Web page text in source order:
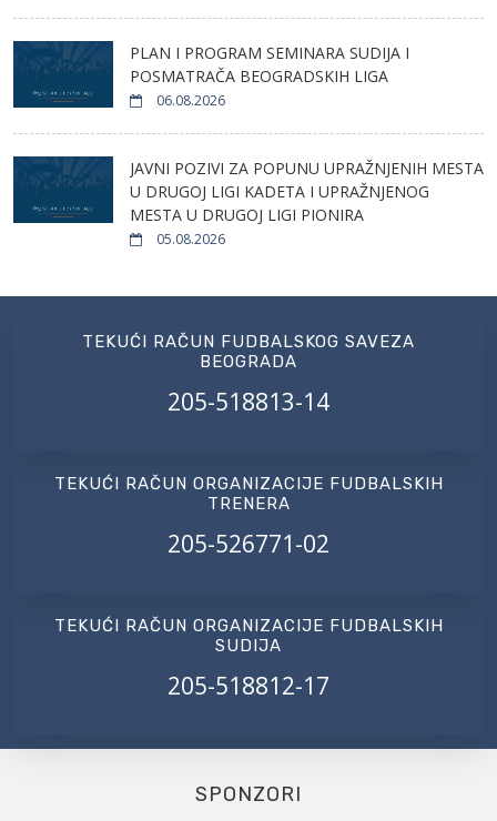
PLAN I PROGRAM SEMINARA SUDIJA I
POSMATRAČA BEOGRADSKIH LIGA
06.08.2026
JAVNI POZIVI ZA POPUNU UPRAŽNJENIH MESTA
U DRUGOJ LIGI KADETA I UPRAŽNJENOG
MESTA U DRUGOJ LIGI PIONIRA
05.08.2026
TEKUĆI RAČUN FUDBALSKOG SAVEZA
BEOGRADA
205-518813-14
TEKUĆI RAČUN ORGANIZACIJE FUDBALSKIH
TRENERA
205-526771-02
TEKUĆI RAČUN ORGANIZACIJE FUDBALSKIH
SUDIJA
205-518812-17
SPONZORI